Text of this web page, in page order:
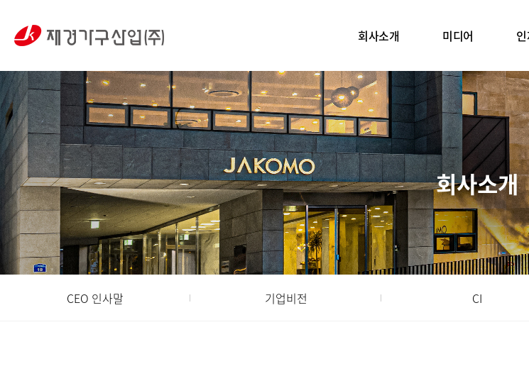
재경가구산업
(주)
회사소개 미디어
회사소개
CEO 인사말 기업비전 CI